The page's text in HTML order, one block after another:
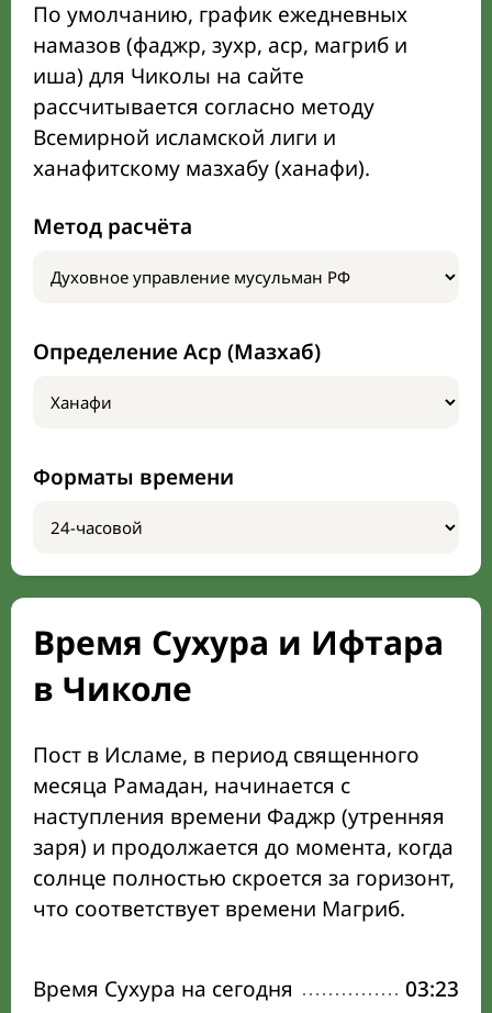
По умолчанию, график ежедневных
намазов (фаджр, зухр, аср, магриб и
иша) для Чиколы на сайте
рассчитывается согласно методу
Всемирной исламской лиги и
ханафитскому мазхабу (ханафи).
Метод расчёта
Определение Аср (Мазхаб)
Форматы времени
Время Сухура и Ифтара
в Чиколе
Пост в Исламе, в период священного
месяца Рамадан, начинается с
наступления времени Фаджр (утренняя
заря) и продолжается до момента, когда
солнце полностью скроется за горизонт,
что соответствует времени Магриб.
Время Сухура на сегодня 03:23